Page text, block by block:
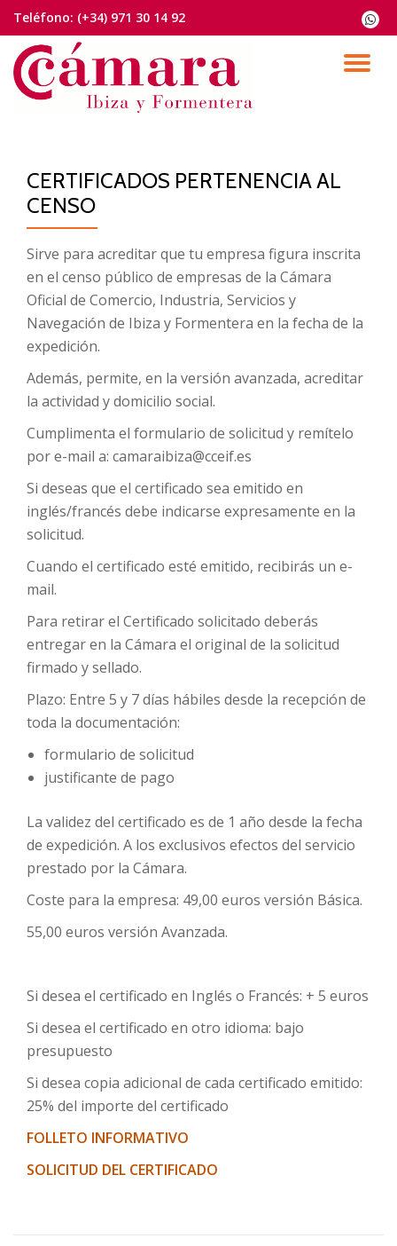
Saltar
contenido
Teléfono: (+34) 971 30 14 92
fa-
CERTIFICADOS PERTENENCIA AL
CENSO
Sirve para acreditar que tu empresa figura inscrita
en el censo público de empresas de la Cámara
Oficial de Comercio, Industria, Servicios y
Navegación de Ibiza y Formentera en la fecha de la
expedición.
Además, permite, en la versión avanzada, acreditar
la actividad y domicilio social.
Cumplimenta el formulario de solicitud y remítelo
por e-mail a: camaraibiza@cceif.es
Si deseas que el certificado sea emitido en
inglés/francés debe indicarse expresamente en la
solicitud.
Cuando el certificado esté emitido, recibirás un e-
mail.
Para retirar el Certificado solicitado deberás
entregar en la Cámara el original de la solicitud
firmado y sellado.
Plazo: Entre 5 y 7 días hábiles desde la recepción de
toda la documentación:
formulario de solicitud
justificante de pago
La validez del certificado es de 1 año desde la fecha
de expedición. A los exclusivos efectos del servicio
prestado por la Cámara.
Coste para la empresa: 49,00 euros versión Básica.
55,00 euros versión Avanzada.
Si desea el certificado en Inglés o Francés: + 5 euros
Si desea el certificado en otro idioma: bajo
presupuesto
Si desea copia adicional de cada certificado emitido:
25% del importe del certificado
FOLLETO INFORMATIVO
SOLICITUD DEL CERTIFICADO